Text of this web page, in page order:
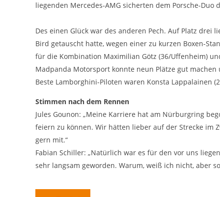
liegenden Mercedes-AMG sicherten dem Porsche-Duo
Des einen Glück war des anderen Pech. Auf Platz drei
Bird getauscht hatte, wegen einer zu kurzen Boxen-
für die Kombination Maximilian Götz (36/Uffenheim)
Madpanda Motorsport konnte neun Plätze gut
Beste Lamborghini-Piloten waren Konsta Lappalainen
Stimmen nach dem Rennen
Jules Gounon: „Meine Karriere hat am Nürburgring
feiern zu können. Wir hätten lieber auf der Strecke im
gern mit.“
Fabian Schiller: „Natürlich war es für den vor uns
sehr langsam geworden. Warum, weiß ich nicht, aber
Medien & externe Dienste
Um Inhalte von Videoplattformen und weiteren externen
gesetzt. Die Einbindung kann bei Bedarf einzeln aktiviert werden.
YouTube
Anbieter: Google LLC
Zweck:
Cookies, die ggf. zur Einbettung und
Bereitstellung von Videos auf unserer
Google Maps